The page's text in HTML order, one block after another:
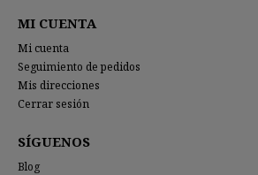
MI CUENTA
Mi cuenta
Seguimiento de pedidos
Mis direcciones
Cerrar sesión
SÍGUENOS
Blog